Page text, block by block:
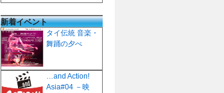
新着イベント
タイ伝統 音楽・
舞踊の夕べ
…and Action!
Asia#04 －映